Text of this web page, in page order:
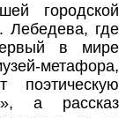
городской
Лебедева, где
в мире
метафора,
поэтическую
а рассказ